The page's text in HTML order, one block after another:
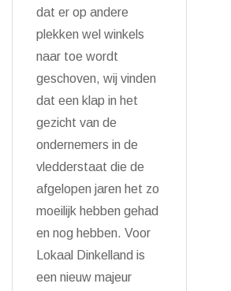
dat er op andere
plekken wel winkels
naar toe wordt
geschoven, wij vinden
dat een klap in het
gezicht van de
ondernemers in de
vledderstaat die de
afgelopen jaren het zo
moeilijk hebben gehad
en nog hebben. Voor
Lokaal Dinkelland is
een nieuw majeur